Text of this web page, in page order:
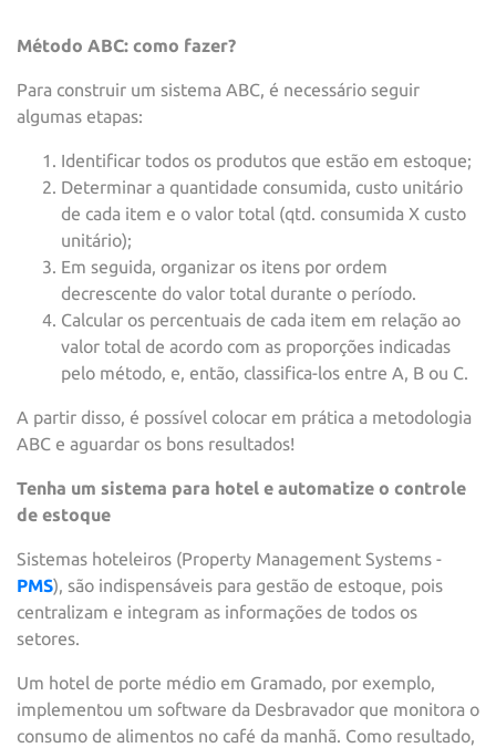
Método ABC: como fazer?
Para construir um sistema ABC, é necessário seguir
algumas etapas:
Identificar todos os produtos que estão em estoque;
Determinar a quantidade consumida, custo unitário
de cada item e o valor total (qtd. consumida X custo
unitário);
Em seguida, organizar os itens por ordem
decrescente do valor total durante o período.
Calcular os percentuais de cada item em relação ao
valor total de acordo com as proporções indicadas
pelo método, e, então, classifica-los entre A, B ou C.
A partir disso, é possível colocar em prática a metodologia
ABC e aguardar os bons resultados!
Tenha um sistema para hotel e automatize o controle
de estoque
Sistemas hoteleiros (Property Management Systems -
PMS), são indispensáveis para gestão de estoque, pois
centralizam e integram as informações de todos os
setores.
Um hotel de porte médio em Gramado, por exemplo,
implementou um software da Desbravador que monitora o
consumo de alimentos no café da manhã. Como resultado,